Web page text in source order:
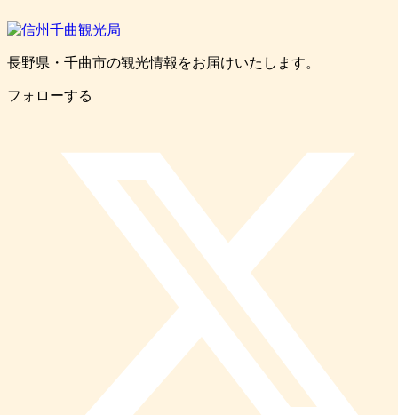
長野県・千曲市の観光情報をお届けいたします。
フォローする